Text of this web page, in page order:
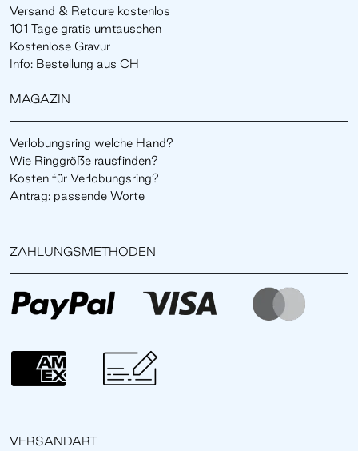
Versand & Retoure kostenlos
101 Tage gratis umtauschen
Kostenlose Gravur
Info: Bestellung aus CH
MAGAZIN
Verlobungsring welche Hand?
Wie Ringgröße rausfinden?
Kosten für Verlobungsring?
Antrag: passende Worte
ZAHLUNGSMETHODEN
VERSANDART